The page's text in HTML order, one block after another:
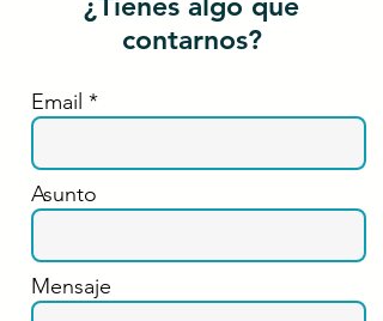
contarnos?
Email *
Asunto
Mensaje